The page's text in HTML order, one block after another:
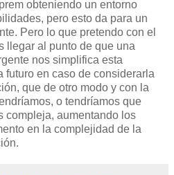
obteniendo un entorno
pero esto da para un
Pero lo que pretendo con el
llegar al punto de que una
nos simplifica esta
futuro en caso de considerarla
que de otro modo y con la
o tendríamos que
compleja, aumentando los
en la complejidad de la